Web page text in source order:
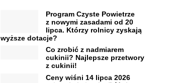
Program Czyste Powietrze
z nowymi zasadami od 20
lipca. Którzy rolnicy zyskają
wyższe dotacje?
Co zrobić z nadmiarem
cukinii? Najlepsze przetwory
z cukinii!
Ceny wiśni 14 lipca 2026